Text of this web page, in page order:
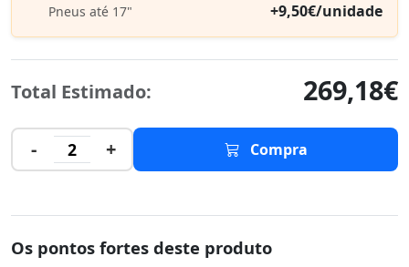
Pneus até 17" +9,50€/unidade
Total Estimado: 269,18€
- 2 + Compra
Os pontos fortes deste produto